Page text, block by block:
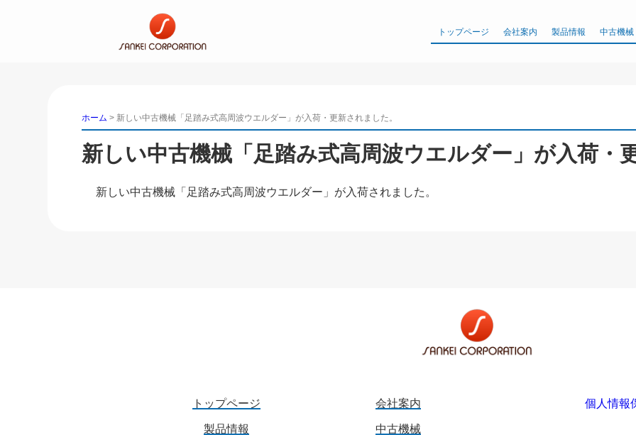
トップページ 会社案内 製品情報 中古機械
ホーム > 新しい中古機械「足踏み式高周波ウエルダー」が入荷・更新されました。
新しい中古機械「足踏み式高周波ウエルダー」が入荷・
新しい中古機械「足踏み式高周波ウエルダー」が入荷されました。
トップページ 会社案内
製品情報 中古機械
個人情報